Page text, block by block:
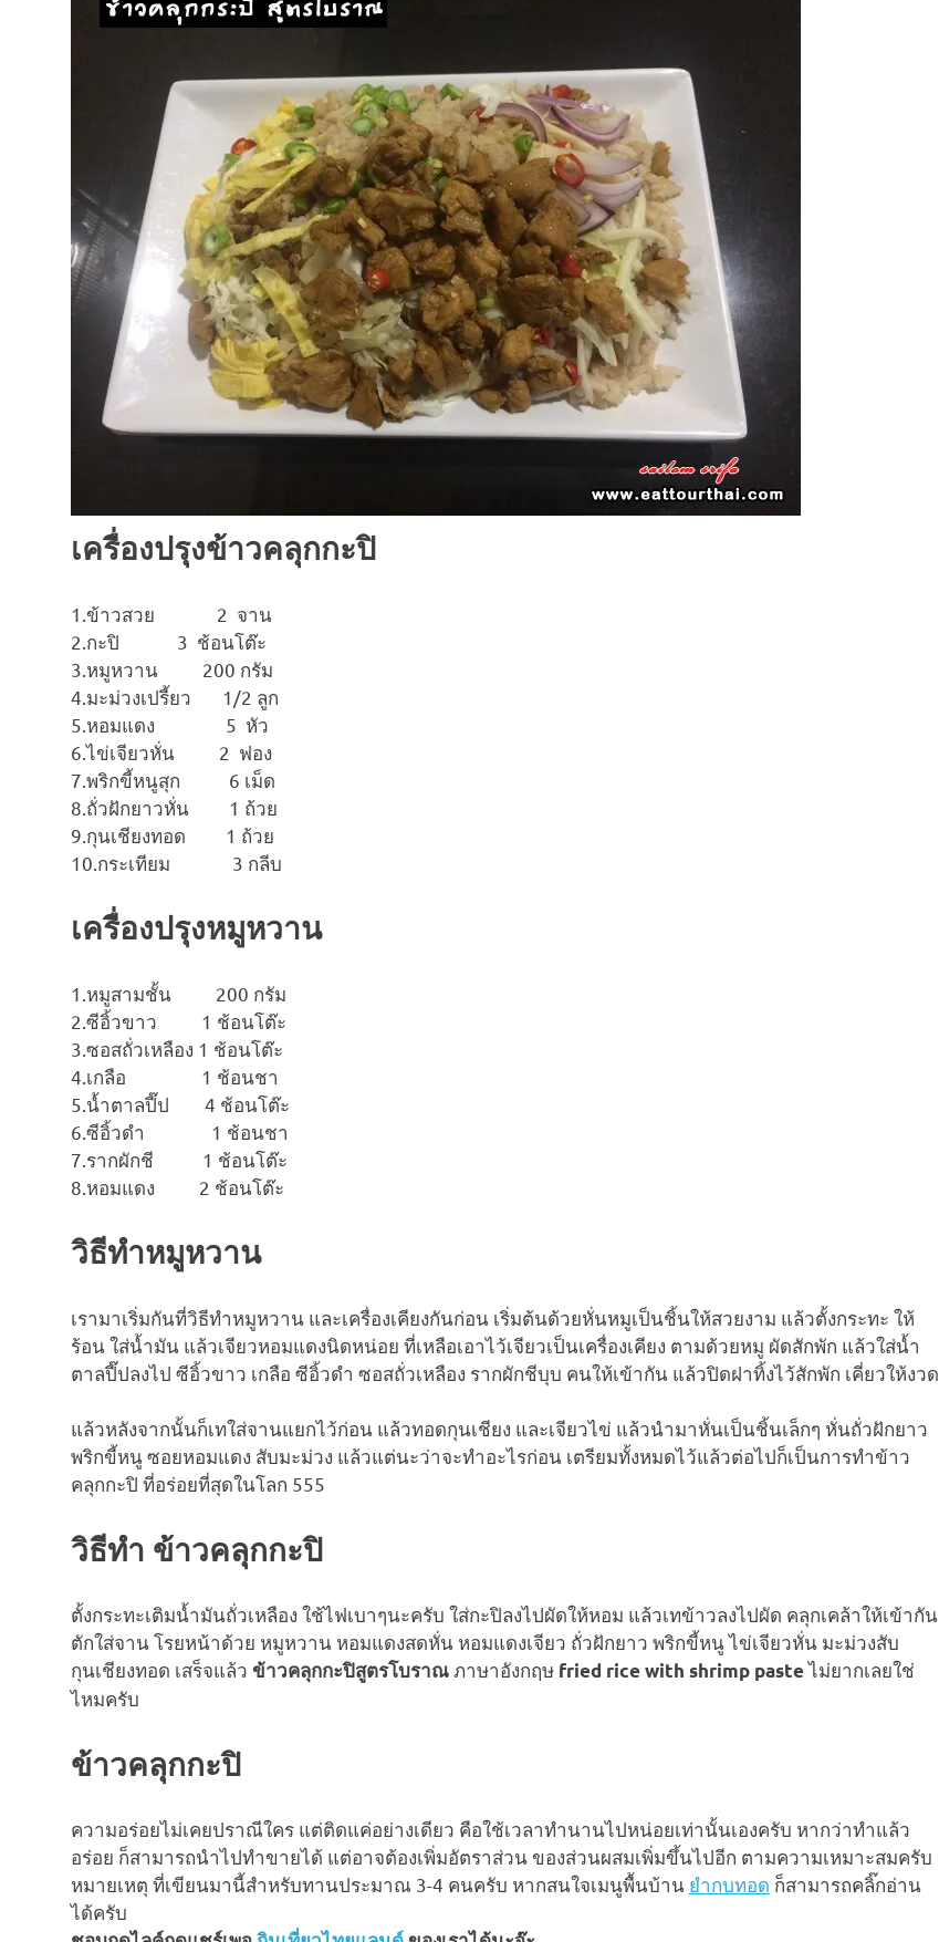
เครื่องปรุงข้าวคลุกกะปิ
1.ข้าวสวย 2 จาน
2.กะปิ 3 ช้อนโต๊ะ
3.หมูหวาน 200 กรัม
4.มะม่วงเปรี้ยว 1/2 ลูก
5.หอมแดง 5 หัว
6.ไข่เจียวหั่น 2 ฟอง
7.พริกขี้หนูสุก 6 เม็ด
8.ถั่วฝักยาวหั่น 1 ถ้วย
9.กุนเชียงทอด 1 ถ้วย
10.กระเทียม 3 กลีบ
เครื่องปรุงหมูหวาน
1.หมูสามชั้น 200 กรัม
2.ซีอิ้วขาว 1 ช้อนโต๊ะ
3.ซอสถั่วเหลือง 1 ช้อนโต๊ะ
4.เกลือ 1 ช้อนชา
5.น้ำตาลปี๊ป 4 ช้อนโต๊ะ
6.ซีอิ้วดำ 1 ช้อนชา
7.รากผักชี 1 ช้อนโต๊ะ
8.หอมแดง 2 ช้อนโต๊ะ
วิธีทำหมูหวาน
เรามาเริ่มกันที่วิธีทำหมูหวาน และเครื่องเคียงกันก่อน เริ่มต้นด้วยหั่นหมูเป็นชิ้นให้สวยงาม แล้วตั้งกระทะ ให้
ร้อน ใส่น้ำมัน แล้วเจียวหอมแดงนิดหน่อย ที่เหลือเอาไว้เจียวเป็นเครื่องเคียง ตามด้วยหมู ผัดสักพัก แล้วใส่น้ำ
ตาลปี๊ปลงไป ซีอิ้วขาว เกลือ ซีอิ้วดำ ซอสถั่วเหลือง รากผักชีบุบ คนให้เข้ากัน แล้วปิดฝาทิ้งไว้สักพัก เคี่ยวให้งวด
แล้วหลังจากนั้นก็เทใส่จานแยกไว้ก่อน แล้วทอดกุนเชียง และเจียวไข่ แล้วนำมาหั่นเป็นชิ้นเล็กๆ หั่นถั่วฝักยาว
พริกขี้หนู ซอยหอมแดง สับมะม่วง แล้วแต่นะว่าจะทำอะไรก่อน เตรียมทั้งหมดไว้แล้วต่อไปก็เป็นการทำข้าว
คลุกกะปิ ที่อร่อยที่สุดในโลก 555
วิธีทำ ข้าวคลุกกะปิ
ตั้งกระทะเติมน้ำมันถั่วเหลือง ใช้ไฟเบาๆนะครับ ใส่กะปิลงไปผัดให้หอม แล้วเทข้าวลงไปผัด คลุกเคล้าให้เข้ากัน
ตักใส่จาน โรยหน้าด้วย หมูหวาน หอมแดงสดหั่น หอมแดงเจียว ถั่วฝักยาว พริกขี้หนู ไข่เจียวหั่น มะม่วงสับ
กุนเชียงทอด เสร็จแล้ว ข้าวคลุกกะปิสูตรโบราณภาษาอังกฤษ fried rice with shrimp pasteไม่ยากเลยใช่
ไหมครับ
ข้าวคลุกกะปิ
ความอร่อยไม่เคยปราณีใคร แต่ติดแค่อย่างเดียว คือใช้เวลาทำนานไปหน่อยเท่านั้นเองครับ หากว่าทำแล้ว
อร่อย ก็สามารถนำไปทำขายได้ แต่อาจต้องเพิ่มอัตราส่วน ของส่วนผสมเพิ่มขึ้นไปอีก ตามความเหมาะสมครับ
หมายเหตุ ที่เขียนมานี้สำหรับทานประมาณ 3-4 คนครับ หากสนใจเมนูพื้นบ้าน ยำกบทอด ก็สามารถคลิ๊กอ่าน
ได้ครับ